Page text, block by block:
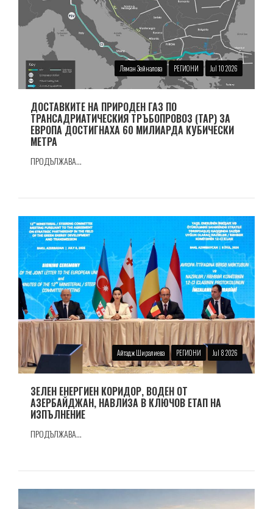
Ляман Зейналова РЕГИОНИ Jul 10 2026
ДОСТАВКИТЕ НА ПРИРОДЕН ГАЗ ПО
ТРАНСАДРИАТИЧЕСКИЯ ТРЪБОПРОВОЗ (TAP) ЗА
ЕВРОПА ДОСТИГНАХА 60 МИЛИАРДА КУБИЧЕСКИ
МЕТРА
ПРОДЪЛЖАВА...
Айтадж Ширалиева РЕГИОНИ Jul 8 2026
ЗЕЛЕН ЕНЕРГИЕН КОРИДОР, ВОДЕН ОТ
АЗЕРБАЙДЖАН, НАВЛИЗА В КЛЮЧОВ ЕТАП НА
ИЗПЪЛНЕНИЕ
ПРОДЪЛЖАВА...